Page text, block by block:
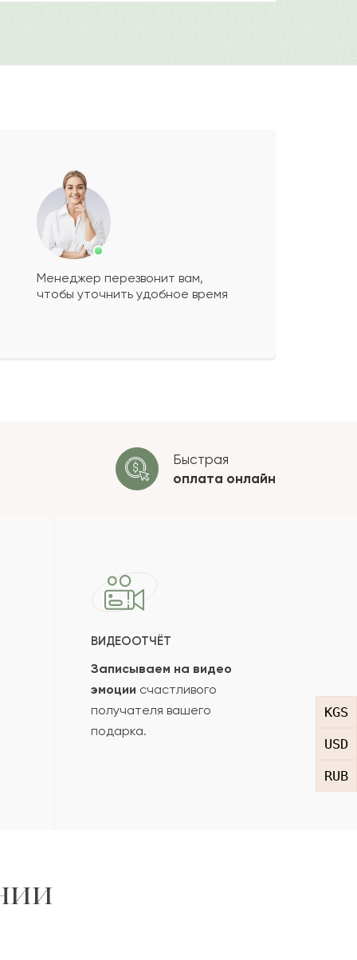
KGS
USD
RUB
будет+?
ОСТАВИТЬ ОТЗЫВ
Менеджер перезвонит вам,
чтобы уточнить удобное время
Быстрая
оплата онлайн
ВИДЕООТЧЁТ
Записываем на видео
эмоции счастливого
получателя вашего
подарка.